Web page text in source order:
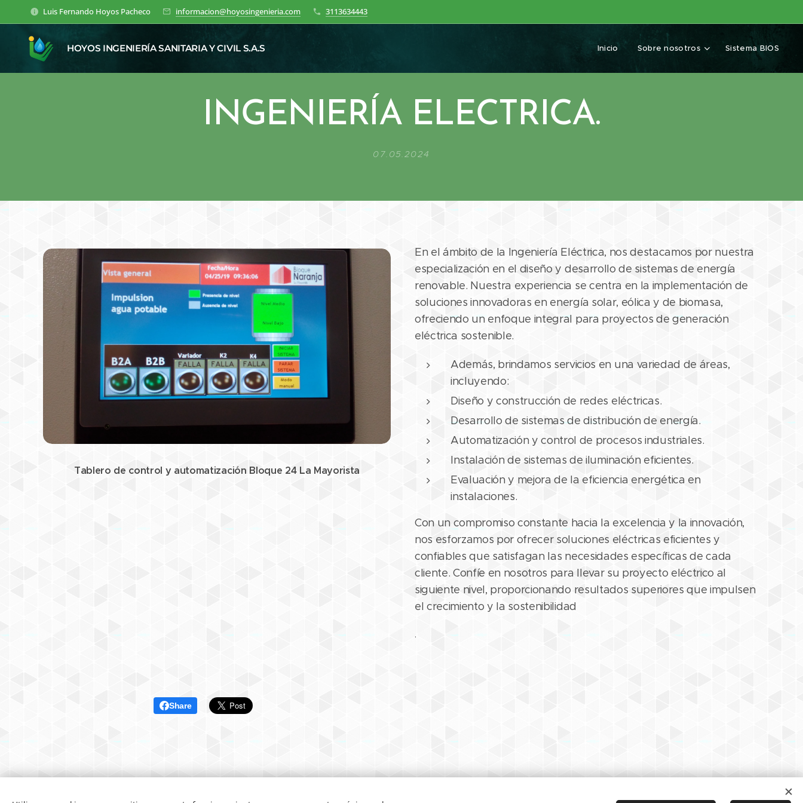
Luis Fernando Hoyos Pacheco informacion@hoyosingenieria.com 3113634443
HOYOS INGENIERÍA SANITARIA Y CIVIL S.A.S Inicio Sobre nosotros Sistema BIOS
INGENIERÍA ELECTRICA.
07.05.2024
Tablero de control y automatización Bloque 24 La Mayorista
En el ámbito de la Ingeniería Eléctrica, nos destacamos por nuestra
especialización en el diseño y desarrollo de sistemas de energía
renovable. Nuestra experiencia se centra en la implementación de
soluciones innovadoras en energía solar, eólica y de biomasa,
ofreciendo un enfoque integral para proyectos de generación
eléctrica sostenible.
Además, brindamos servicios en una variedad de áreas,
incluyendo:
Diseño y construcción de redes eléctricas.
Desarrollo de sistemas de distribución de energía.
Automatización y control de procesos industriales.
Instalación de sistemas de iluminación eficientes.
Evaluación y mejora de la eficiencia energética en
instalaciones.
Con un compromiso constante hacia la excelencia y la innovación,
nos esforzamos por ofrecer soluciones eléctricas eficientes y
confiables que satisfagan las necesidades específicas de cada
cliente. Confíe en nosotros para llevar su proyecto eléctrico al
siguiente nivel, proporcionando resultados superiores que impulsen
el crecimiento y la sostenibilidad
.
Share